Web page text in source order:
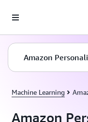
Amazon
Machine Learning
Amazon